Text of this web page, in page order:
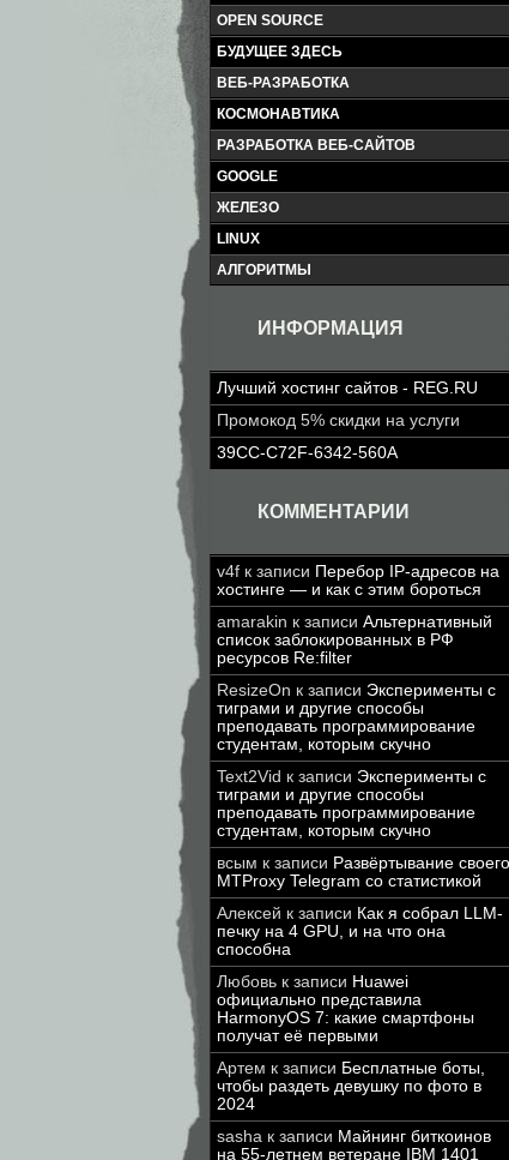
OPEN SOURCE
БУДУЩЕЕ ЗДЕСЬ
ВЕБ-РАЗРАБОТКА
КОСМОНАВТИКА
РАЗРАБОТКА ВЕБ-САЙТОВ
GOOGLE
ЖЕЛЕЗО
LINUX
АЛГОРИТМЫ
ИНФОРМАЦИЯ
Лучший хостинг сайтов - REG.RU
Промокод 5% скидки на услуги
39CC-C72F-6342-560A
КОММЕНТАРИИ
v4f к записи Перебор IP-адресов на
хостинге — и как с этим бороться
amarakin к записи Альтернативный
список заблокированных в РФ
ресурсов Re:filter
ResizeOn к записи Эксперименты с
тиграми и другие способы
преподавать программирование
студентам, которым скучно
Text2Vid к записи Эксперименты с
тиграми и другие способы
преподавать программирование
студентам, которым скучно
всым к записи Развёртывание своего
MTProxy Telegram со статистикой
Алексей к записи Как я собрал LLM-
печку на 4 GPU, и на что она
способна
Любовь к записи Huawei
официально представила
HarmonyOS 7: какие смартфоны
получат её первыми
Артем к записи Бесплатные боты,
чтобы раздеть девушку по фото в
2024
sasha к записи Майнинг биткоинов
на 55-летнем ветеране IBM 1401